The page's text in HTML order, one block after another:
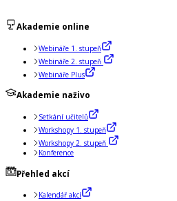
Akademie online
Webináře 1. stupeň
Webináře 2. stupeň
Webináře Plus
Akademie naživo
Setkání učitelů
Workshopy 1. stupeň
Workshopy 2. stupeň
Konference
Přehled akcí
Kalendář akcí